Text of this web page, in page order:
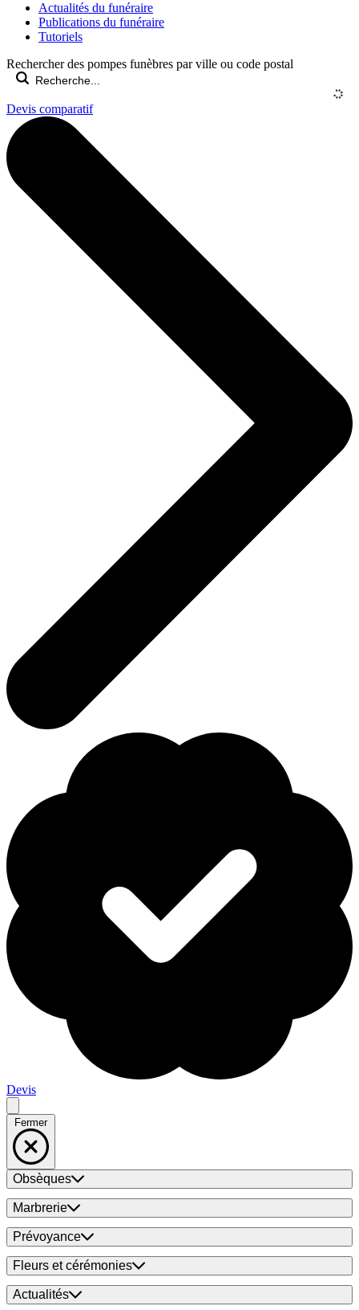
Actualités du funéraire
Publications du funéraire
Tutoriels
Rechercher des pompes funèbres par ville ou code postal
Devis comparatif
Devis
Fermer
Obsèques
Marbrerie
Prévoyance
Fleurs et cérémonies
Actualités